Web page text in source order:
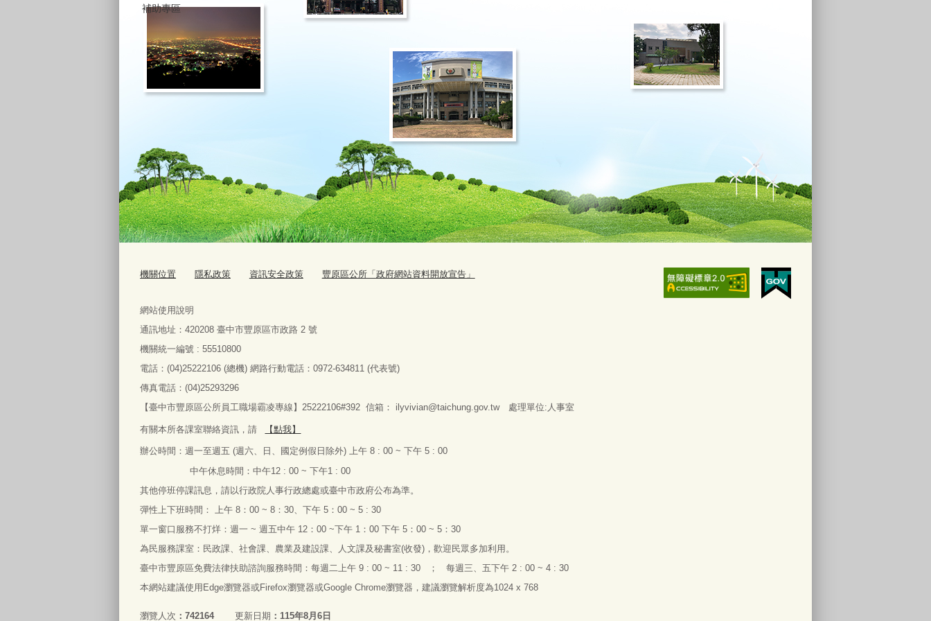
補助專區
機關位置 隱私政策 資訊安全政策 豐原區公所「政府網站資料開放宣告」
網站使用說明
通訊地址： 420208 臺中市豐原區市政路 2 號
機關統一編號 : 55510800
電話： (04)25222106 (總機) 網路行動電話： 0972-634811 (代表號)
傳真電話： (04)25293296
【臺中市豐原區公所員工職場霸凌專線】25222106#392 信箱： ilyvivian@taichung.gov.tw處理單位:人事室
有關本所各課室聯絡資訊，請 【點我】
辦公時間： 週一至週五 (週六、日、國定例假日除外) 上午 8 : 00 ~ 下午 5 : 00
中午休息時間：中午12 : 00 ~ 下午1 : 00
其他停班停課訊息，請以行政院人事行政總處或臺中市政府公布為準。
彈性上下班時間： 上午 8 ： 00 ~ 8 ： 30 、下午 5 ： 00 ~ 5 : 30
單一窗口服務不打烊：週一 ~ 週五中午 12 ： 00 ~下午 1 ： 00 下午 5 ： 00 ~ 5 ： 30
為民服務課室：民政課、社會課、農業及建設課、人文課及秘書室(收發) ，歡迎民眾多加利用。
臺中市豐原區免費法律扶助諮詢服務時間：每週二上午 9 : 00 ~ 11 : 30 ； 每週 三 五下午 2 : 00 ~ 4 : 30
本網站建議使用Edge瀏覽器或Firefox瀏覽器或Google Chrome瀏覽器，建議瀏覽解析度為1024 x 768
瀏覽人次 742164 更新日期 115年8月6日